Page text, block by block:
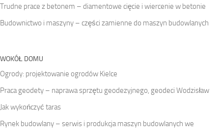
Trudne prace z betonem – diamentowe cięcie i wiercenie w betonie
Budownictwo i maszyny – części zamienne do maszyn budowlanych
WOKÓŁ DOMU
Ogrody: projektowanie ogrodów Kielce
Praca geodety – naprawa sprzętu geodezyjnego, geodeci Wodzisław
Jak wykończyć taras
Rynek budowlany – serwis i produkcja maszyn budowlanych we